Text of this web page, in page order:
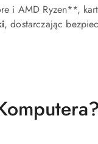
i AMD Ryzen**,
, dostarczając